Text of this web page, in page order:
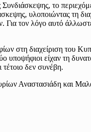
το
υλοποιώντας τη
τον λόγο αυτό
στη διαχείριση του
είχαν τη
δεν συνέβη.
Αναστασιάδη και